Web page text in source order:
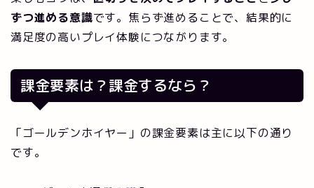
ずつ進める意識です。焦らず進めることで、結果的に
満足度の高いプレイ体験につながります。
課金要素は？課金するなら？
「ゴールデンホイヤー」の課金要素は主に以下の通り
です。